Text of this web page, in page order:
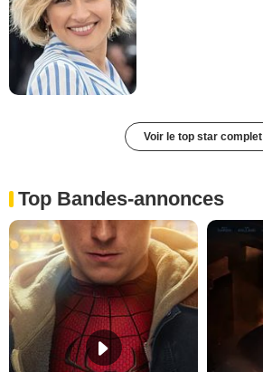
Voir le top star complet
Top Bandes-annonces